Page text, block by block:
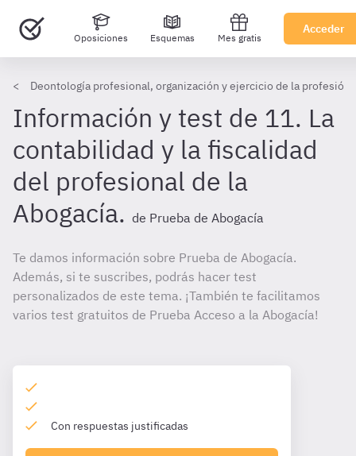
Oposiciones Esquemas Mes gratis
Acceder
Deontología profesional, organización y ejercicio de la profesión
Información y test de 11. La
contabilidad y la fiscalidad
del profesional de la
Abogacía. de Prueba de Abogacía
Te damos información sobre Prueba de Abogacía.
Además, si te suscribes, podrás hacer test
personalizados de este tema. ¡También te facilitamos
varios test gratuitos de Prueba Acceso a la Abogacía!
Con respuestas justificadas